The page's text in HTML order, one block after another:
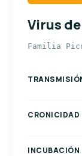
Virus
Familia
CRONICIDAD
INCUBACIÓN